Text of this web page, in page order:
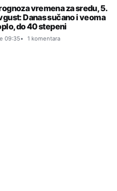
vremena za sredu, 5.
Danas sučano i veoma
do 40 stepeni
09:35 1 komentara